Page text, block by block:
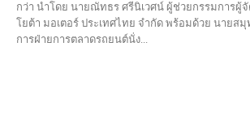
กว่า นำโดย นายณัทธร ศรีนิเวศน์ ผู้ช่วยกรรมการผู้
โยต้า มอเตอร์ ประเทศไทย จำกัด พร้อมด้วย นายส
การฝ่ายการตลาดรถยนต์นั่ง...